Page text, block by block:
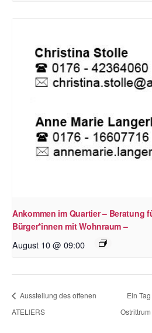
Ankommen im Quartier – Beratung
Bürger*innen mit Wohnraum –
August 10 @ 09:00
Ausstellung des offenen
ATELIERS
Ein
Ostrittrum